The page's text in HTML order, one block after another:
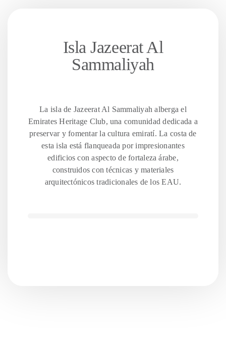
Isla Jazeerat Al
Sammaliyah
La isla de Jazeerat Al Sammaliyah alberga el
Emirates Heritage Club, una comunidad dedicada a
preservar y fomentar la cultura emiratí. La costa de
esta isla está flanqueada por impresionantes
edificios con aspecto de fortaleza árabe,
construidos con técnicas y materiales
arquitectónicos tradicionales de los EAU.